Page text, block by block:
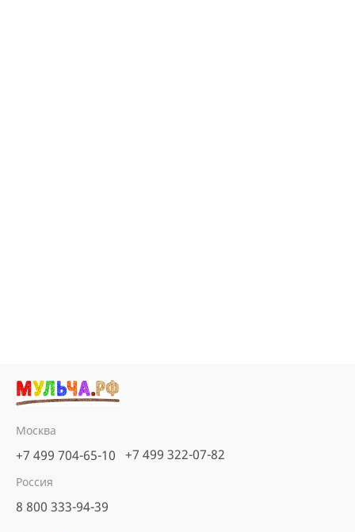
Москва
+7 499 704-65-10 +7 499 322-07-82
Россия
8 800 333-94-39